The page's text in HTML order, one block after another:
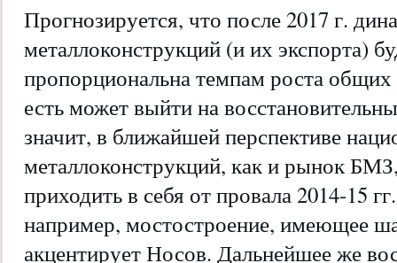
Прогнозируется, что после 2017 г.
металлоконструкций (и их экспорта)
пропорциональна темпам роста
есть может выйти на
значит, в ближайшей перспективе
металлоконструкций, как и рынок
приходить в себя от провала 2014-15
например, мостостроение, имеющее
акцентирует Носов. Дальнейшее же